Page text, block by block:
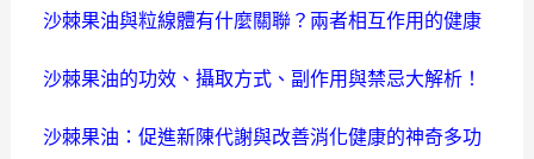
沙棘果油與粒線體有什麼關聯？兩者相互作用的健康
沙棘果油的功效、攝取方式、副作用與禁忌大解析！
沙棘果油：促進新陳代謝與改善消化健康的神奇多功